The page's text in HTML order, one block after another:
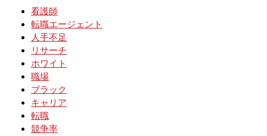
看護師
転職エージェント
人手不足
リサーチ
ホワイト
職場
ブラック
キャリア
転職
競争率